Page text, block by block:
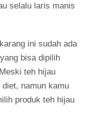
selalu laris manis
ini sudah ada
bisa dipilih
teh hijau
namun kamu
produk teh hijau